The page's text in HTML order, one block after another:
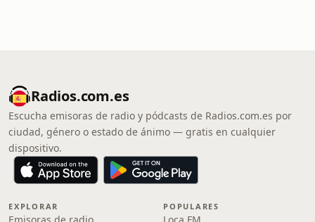
Radios.com.es
Escucha emisoras de radio y pódcasts de Radios.com.es por
ciudad, género o estado de ánimo — gratis en cualquier
dispositivo.
EXPLORAR POPULARES